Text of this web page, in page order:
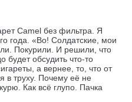
Camel без фильтра. Я
года. «Во! Солдатские, мои
Покурили. И решили, что
будет обсудить что-то
а вернее, то, что от
в труху. Почему её не
Как всё глупо. Пачка